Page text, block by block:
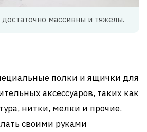
массивны и тяжелы.
полки и ящички для
аксессуаров, таких как
нитки, мелки и прочие.
своими руками